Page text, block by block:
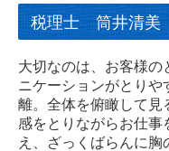
税理士 筒井清美
大切なのは、お客様の
ニケーションがとりや
離。全体を俯瞰して見
感をとりながらお仕事
え、ざっくばらんに